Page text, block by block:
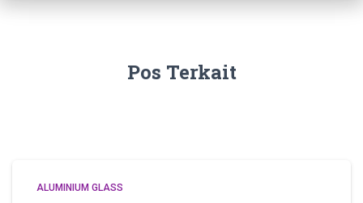
Pos Terkait
ALUMINIUM GLASS